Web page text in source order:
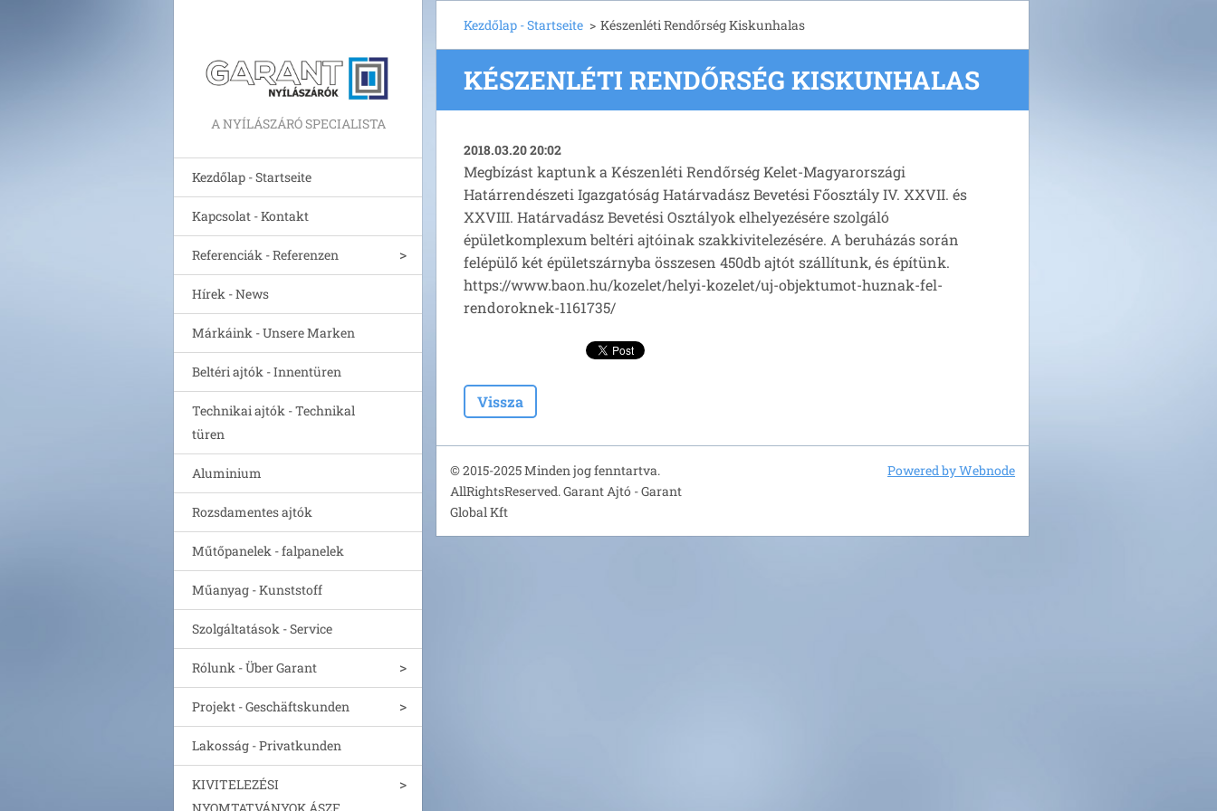
A NYÍLÁSZÁRÓ SPECIALISTA
Kezdőlap - Startseite
Kapcsolat - Kontakt
Referenciák - Referenzen
Hírek - News
Márkáink - Unsere Marken
Beltéri ajtók - Innentüren
Technikai ajtók - Technikal
türen
Aluminium
Rozsdamentes ajtók
Műtőpanelek - falpanelek
Műanyag - Kunststoff
Szolgáltatások - Service
Rólunk - Über Garant
Projekt - Geschäftskunden
Lakosság - Privatkunden
KIVITELEZÉSI
Kezdőlap - Startseite > Készenléti Rendőrség Kiskunhalas
KÉSZENLÉTI RENDŐRSÉG KISKUNHALAS
2018.03.20 20:02
Megbízást kaptunk a Készenléti Rendőrség Kelet-Magyarországi
Határrendészeti Igazgatóság Határvadász Bevetési Főosztály IV. XXVII. és
XXVIII. Határvadász Bevetési Osztályok elhelyezésére szolgáló
épületkomplexum beltéri ajtóinak szakkivitelezésére. A beruházás során
felépülő két épületszárnyba összesen 450db ajtót szállítunk, és építünk.
https://www.baon.hu/kozelet/helyi-kozelet/uj-objektumot-huznak-fel-
rendoroknek-1161735/
Vissza
© 2015-2025 Minden jog fenntartva.
AllRightsReserved. Garant Ajtó - Garant
Global Kft
Powered by Webnode